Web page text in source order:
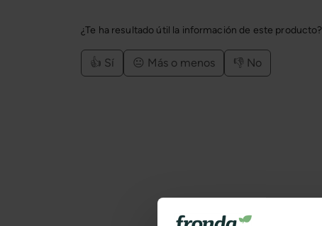
¿Te ha resultado útil la información de este producto?
👍 Sí 😐 Más o menos 👎 No